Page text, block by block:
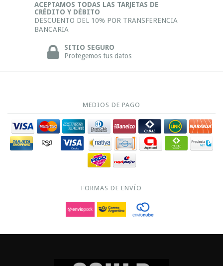
ACEPTAMOS TODAS LAS TARJETAS DE
CRÉDITO Y DÉBITO
DESCUENTO DEL 10% POR TRANSFERENCIA
BANCARIA
SITIO SEGURO
Protegemos tus datos
MEDIOS DE PAGO
FORMAS DE ENVÍO